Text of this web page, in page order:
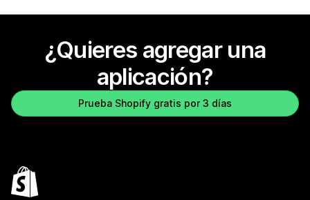
¿Quieres agregar una
aplicación?
Prueba Shopify gratis por 3 días